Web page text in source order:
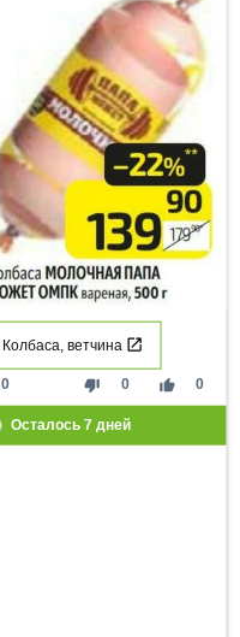
Колбаса, ветчина
thumb_down 0 thumb_up 0
0
Осталось 7дней